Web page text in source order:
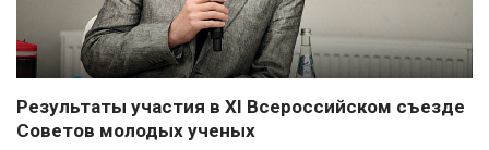
Результаты участия в XI Всероссийском съезде
Советов молодых ученых